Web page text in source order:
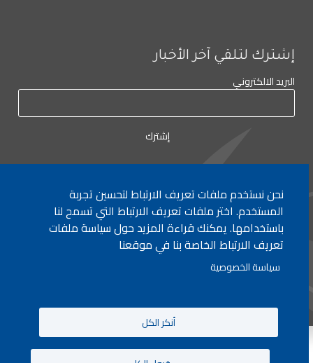
إشترك لتلقي آخر الأخبار
البريد الالكتروني
لأي إستفسار الإتصال على:٠١/٧٧٢٠٠٠
جميع الحقوق محفوظة © 2026 , وزارة التربية والتعليم العالي، لبنان.
نحن نستخدم ملفات تعريف الارتباط لتحسين تجربة
المستخدم. اختر ملفات تعريف الارتباط التي تسمح لنا
باستخدامها. يمكنك قراءة المزيد حول سياسة ملفات
تعريف الارتباط الخاصة بنا في موقعنا
سياسة الخصوصية
أنكر الكل